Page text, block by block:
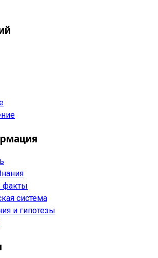
факты
система
и гипотезы